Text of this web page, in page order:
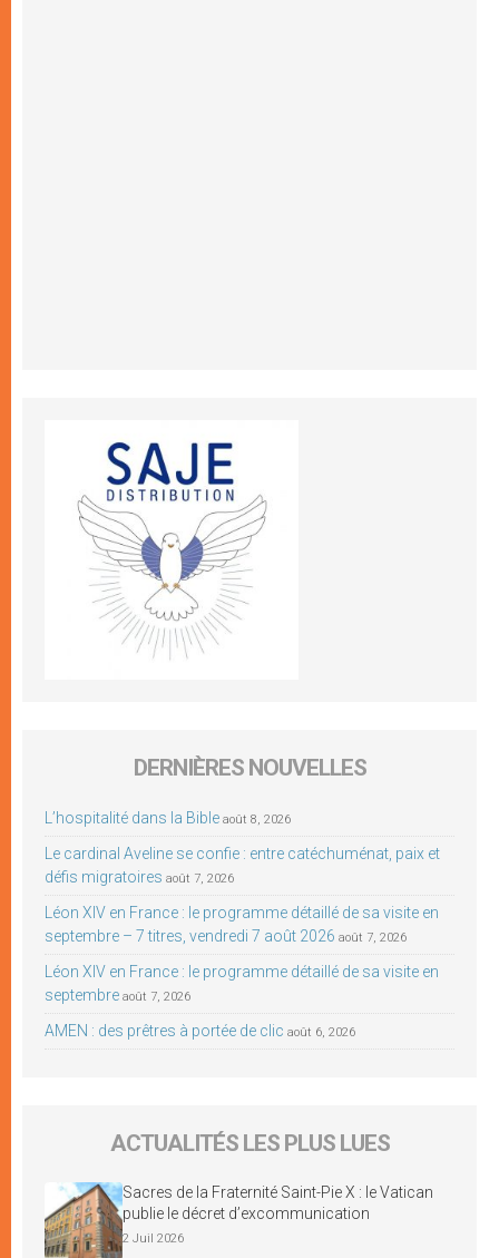
DERNIÈRES NOUVELLES
L’hospitalité dans la Bible août 8, 2026
Le cardinal Aveline se confie : entre catéchuménat, paix et
défis migratoires août 7, 2026
Léon XIV en France : le programme détaillé de sa visite en
septembre – 7 titres, vendredi 7 août 2026 août 7, 2026
Léon XIV en France : le programme détaillé de sa visite en
septembre août 7, 2026
AMEN : des prêtres à portée de clic août 6, 2026
ACTUALITÉS LES PLUS LUES
Sacres de la Fraternité Saint-Pie X : le Vatican
publie le décret d’excommunication
2 Juil 2026